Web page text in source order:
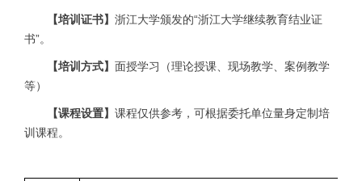
【培训证书】 浙江大学颁发的“浙江大学继续教育结业证
书”。
【培训方式】 面授学习（理论授课、现场教学、案例教学
等）
【课程设置】 课程仅供参考，可根据委托单位量身定制培
训课程。